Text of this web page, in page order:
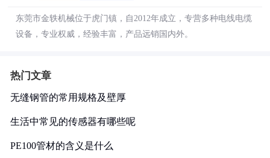
东莞市金轶机械位于虎门镇，自2012年成立，专营多种电线电缆
设备，专业权威，经验丰富，产品远销国内外。
热门文章
无缝钢管的常用规格及壁厚
生活中常见的传感器有哪些呢
PE100管材的含义是什么